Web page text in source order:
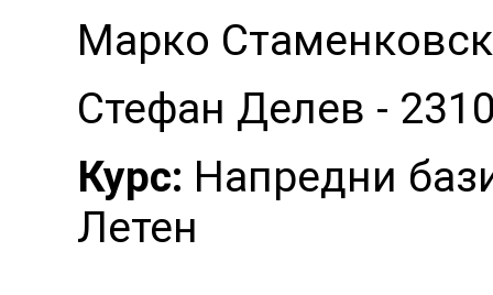
Марко
Стефан Делев -
Курс: Напредни
Летен